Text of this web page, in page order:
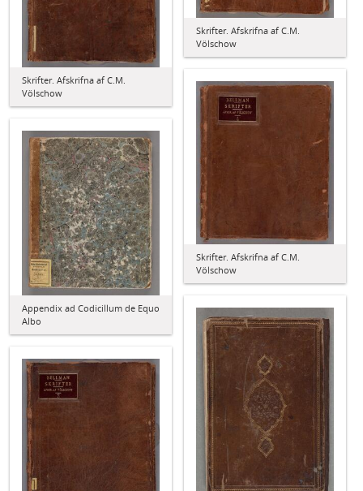
Skrifter. Afskrifna af C.M.
Völschow
Skrifter. Afskrifna af C.M.
Völschow
Skrifter. Afskrifna af C.M.
Völschow
Appendix ad Codicillum de Equo
Albo